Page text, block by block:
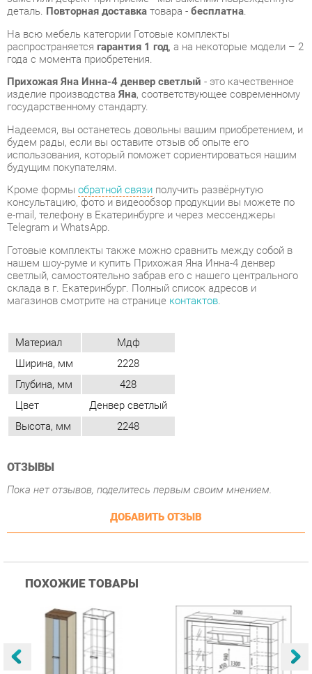
Прихожая Яна Инна-4 денвер светлый- это качественное
изделие производства
государственному стандарту.
Надеемся, вы останетесь довольны вашим приобретением, и
использования, который поможет сориентироваться нашим
будущим покупателям.
консультацию, фото и видеообзор продукции вы можете по
e-mail, телефону в Екатеринбурге и через мессенджеры
Telegram и WhatsApp.
Готовые комплекты также можно сравнить между собой в
нашем шоу-руме и купить Прихожая Яна Инна-4 денвер
светлый, самостоятельно забрав его с нашего центрального
склада в г. Екатеринбург. Полный список адресов и
магазинов смотрите на странице
контактов
Материал
Мдф
Ширина, мм
2228
Глубина, мм
428
Высота, мм
2248
ОТЗЫВЫ
Пока нет отзывов, поделитесь первым своим мнением.
ДОБАВИТЬ ОТЗЫВ
ПОХОЖИЕ ТОВАРЫ
Атлантида-2 Венге-дуб
Белфорд
25 223 ₽ Купить
Гостиная Витра
Симфония 7.10
55 482 ₽